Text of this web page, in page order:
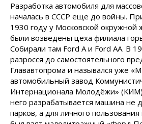
Разработка автомобиля для
началась в СССР еще до войны.
1930 году у Московской окружной
были возведены цеха филиала
Собирали там Ford A и Ford AA. В
разросся до самостоятельного
Глававтопрома и назывался уже
автомобильный завод
Интернационала Молодёжи»
него разрабатывается машина не
парков, а для личного